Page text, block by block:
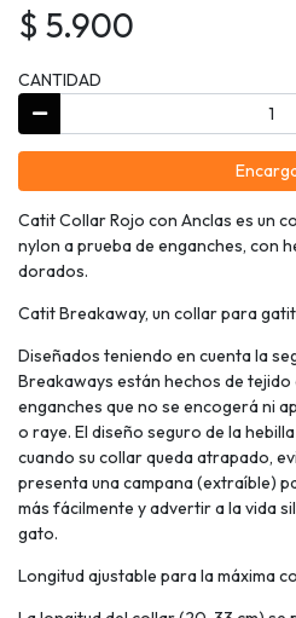
$ 5.900
CANTIDAD
Catit Collar Rojo con Anclas es un
nylon a prueba de enganches, con
dorados.
Catit Breakaway, un collar para
Diseñados teniendo en cuenta la
Breakaways están hechos de tejido
enganches que no se encogerá ni
o raye. El diseño seguro de la
cuando su collar queda atrapado,
presenta una campana (extraíble)
más fácilmente y advertir a la vida
gato.
Longitud ajustable para la máxima